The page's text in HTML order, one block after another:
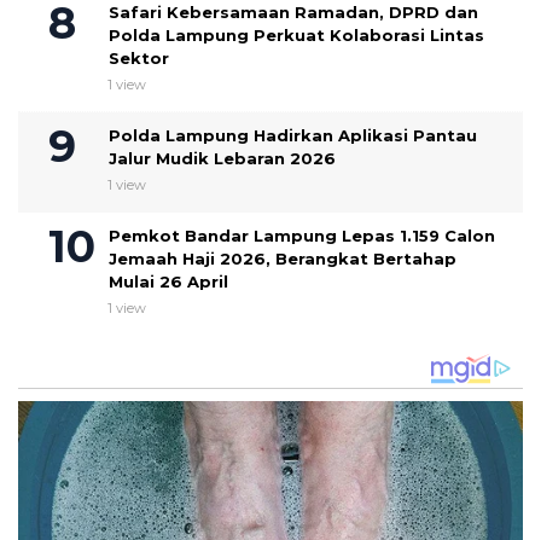
Safari Kebersamaan Ramadan, DPRD dan
Polda Lampung Perkuat Kolaborasi Lintas
Sektor
1 view
Polda Lampung Hadirkan Aplikasi Pantau
Jalur Mudik Lebaran 2026
1 view
Pemkot Bandar Lampung Lepas 1.159 Calon
Jemaah Haji 2026, Berangkat Bertahap
Mulai 26 April
1 view